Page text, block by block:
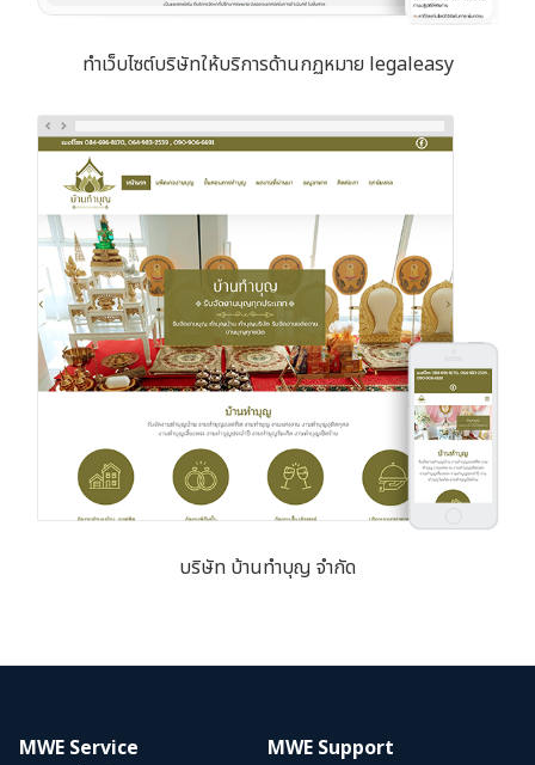
ทำเว็บไซต์บริษัทให้บริการด้านกฏหมาย legaleasy
บริษัท บ้านทำบุญ จำกัด
MWE Service MWE Support